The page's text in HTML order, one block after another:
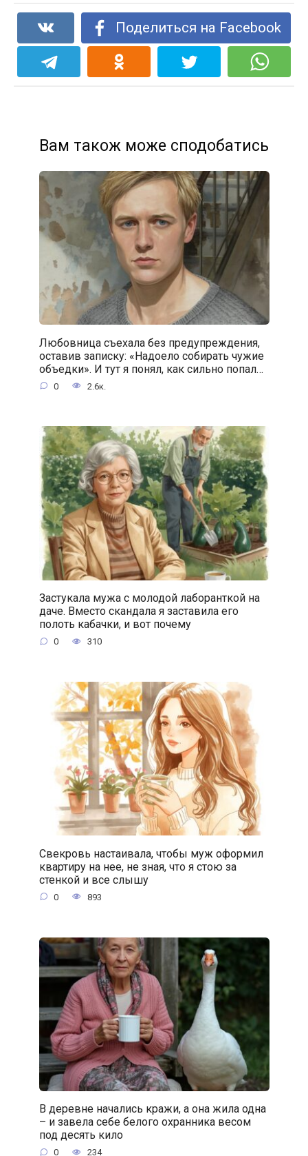
Поделиться на Facebook
Вам також може сподобатись
Любовница съехала без предупреждения,
оставив записку: «Надоело собирать чужие
объедки». И тут я понял, как сильно попал…
0 2.6к.
Застукала мужа с молодой лаборанткой на
даче. Вместо скандала я заставила его
полоть кабачки, и вот почему
0 310
Свекровь настаивала, чтобы муж оформил
квартиру на нее, не зная, что я стою за
стенкой и все слышу
0 893
В деревне начались кражи, а она жила одна
– и завела себе белого охранника весом
под десять кило
0 234